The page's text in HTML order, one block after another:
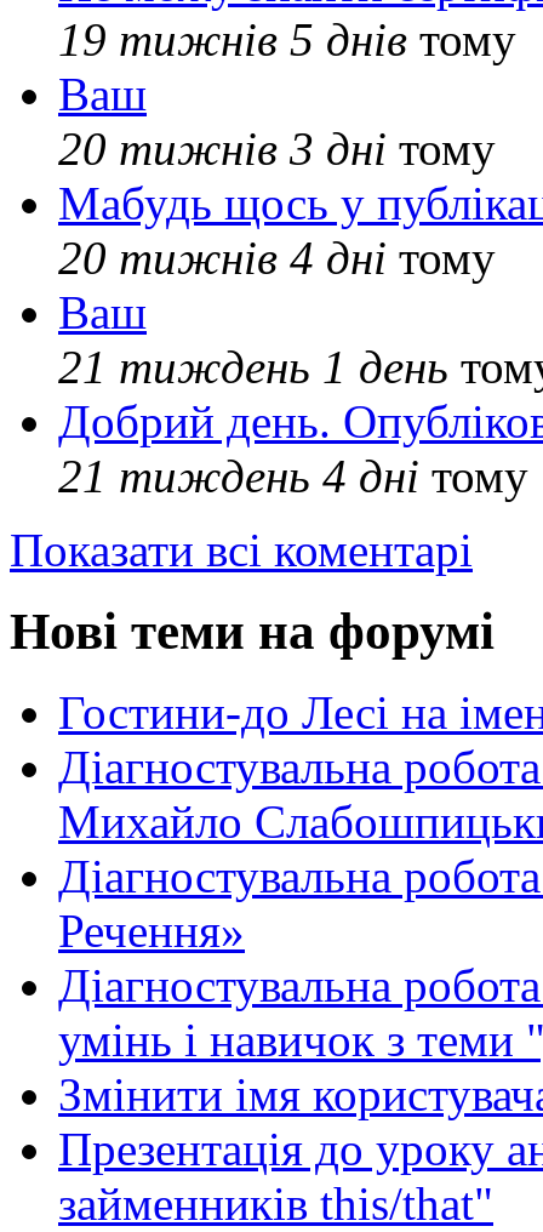
19 тижнів 5 днів тому
Ваш
20 тижнів 3 дні тому
Мабудь щось у
20 тижнів 4 дні тому
Ваш
21 тиждень 1 день
Добрий день.
21 тиждень 4 дні тому
Показати всі коментарі
Нові теми на форумі
Гостини-до Лесі на
Діагностувальна
Михайло
Діагностувальна
Речення»
Діагностувальна
умінь і навичок з теми
Змінити імя
Презентація до уроку
займенників this/that"